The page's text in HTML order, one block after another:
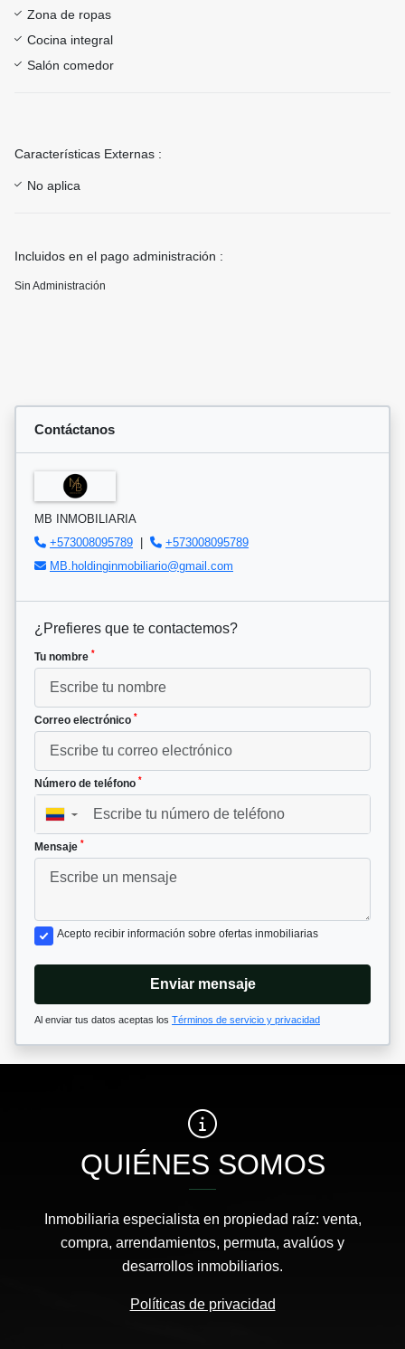
Zona de ropas
Cocina integral
Salón comedor
Características Externas :
No aplica
Incluidos en el pago administración :
Sin Administración
Contáctanos
MB INMOBILIARIA
+573008095789 |
+573008095789
MB.holdinginmobiliario@gmail.com
¿Prefieres que te contactemos?
Tu nombre *
Correo electrónico *
Número de teléfono *
▼
Mensaje *
Acepto recibir información sobre ofertas inmobiliarias
Enviar mensaje
Al enviar tus datos aceptas los Términos de servicio y privacidad
QUIÉNES SOMOS
Inmobiliaria especialista en propiedad raíz: venta,
compra, arrendamientos, permuta, avalúos y
desarrollos inmobiliarios.
Políticas de privacidad